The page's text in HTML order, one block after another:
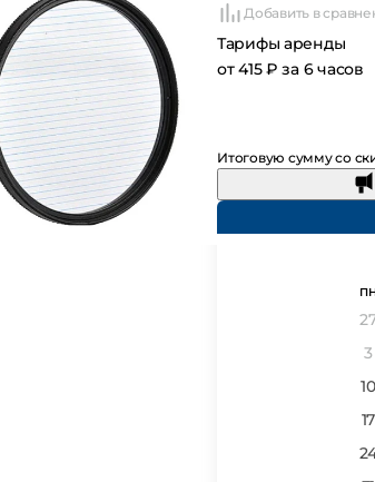
Добавить в
Тарифы аренды
от 415 ₽ за 6 часов
Итоговую сумму со
3
10
17